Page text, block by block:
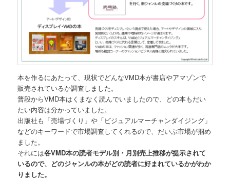
本を作るにあたって、現状でどんなVMD本が書店やアマゾンで
販売されているか調査しました。
普段からVMD本はくまなく読んでいましたので、どの本もだい
たい内容は分かっていました。
出版社も「売場づくり」や「ビジュアルマーチャンダイジング」
などのキーワードで市場調査してくれるので、だいぶ市場が掴め
ました。
それには各VMD本の読者モデル別・月別売上推移が提示されて
いるので、どのジャンルの本がどの読者に好まれているかがわか
りました。